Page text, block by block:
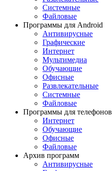
Системные
Файловые
Программы для Android
Антивирусные
Графические
Интернет
Мультимедиа
Обучающие
Офисные
Развлекательные
Системные
Файловые
Программы для телефонов
Интернет
Обучающие
Офисные
Файловые
Архив программ
Антивирусные